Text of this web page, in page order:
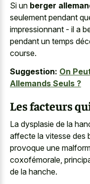
Si un berger
seulement pendant
impressionnant - il a
pendant un temps
course.
Suggestion: On
Allemands Seuls ?
Les facteurs
La dysplasie de la
affecte la vitesse des
provoque une
coxofémorale,
de la hanche.